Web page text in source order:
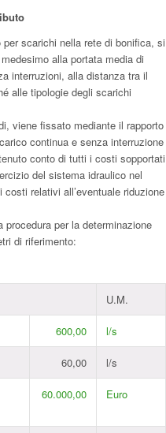
scarichi nella rete di bonifica, si
alla portata media di
interruzioni, alla distanza tra il
alle tipologie degli scarichi
viene fissato mediante il rapporto
continua e senza interruzione
conto di tutti i costi sopportati
del sistema idraulico nel
relativi all’eventuale riduzione
per la determinazione
di riferimento:
U.M.
600,00 l/s
60,00 l/s
60.000,00 Euro